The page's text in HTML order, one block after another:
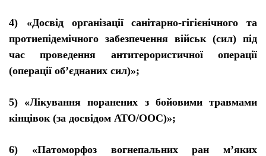
4) «Досвід організації санітарно-гігієнічногота
протиепідемічного забезпечення військ (сил) під
час проведення антитерористичноїоперації
(операції об’єднаних сил)»;
5) «Лікування поранених з бойовими травмами
кінцівок (за досвідом АТО/ООС)»;
6) «Патоморфоз вогнепальних ран м’яких